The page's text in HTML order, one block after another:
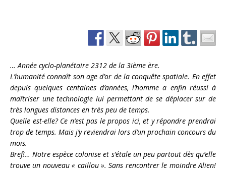
… Année cyclo-planétaire 2312 de la 3ième ère.
L’humanité connaît son age d’or de la conquête spatiale. En effet
depuis quelques centaines d’années, l’homme a enfin réussi à
maîtriser une technologie lui permettant de se déplacer sur de
très longues distances en très peu de temps.
Quelle est-elle? Ce n’est pas le propos ici, et y répondre prendrai
trop de temps. Mais j’y reviendrai lors d’un prochain concours du
mois.
Bref!… Notre espèce colonise et s’étale un peu partout dès qu’elle
trouve un nouveau « caillou ». Sans rencontrer le moindre Alien!